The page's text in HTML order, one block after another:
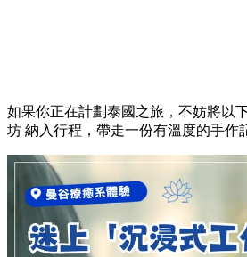
如果你正在計劃泰國之旅，不妨將以
坊 納入行程，帶走一份有溫度的手作